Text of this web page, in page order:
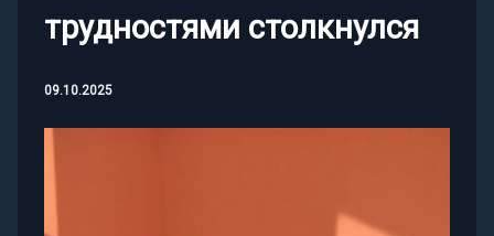
трудностями столкнулся
09.10.2025